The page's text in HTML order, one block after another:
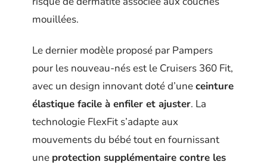
mouillées.
Le dernier modèle proposé par Pampers
pour les nouveau-nés est le Cruisers 360 Fit,
avec un design innovant doté d’uneceinture
élastique facile à enfiler et ajuster. La
technologie FlexFit s’adapte aux
mouvements du bébé tout en fournissant
une protection supplémentaire contre les